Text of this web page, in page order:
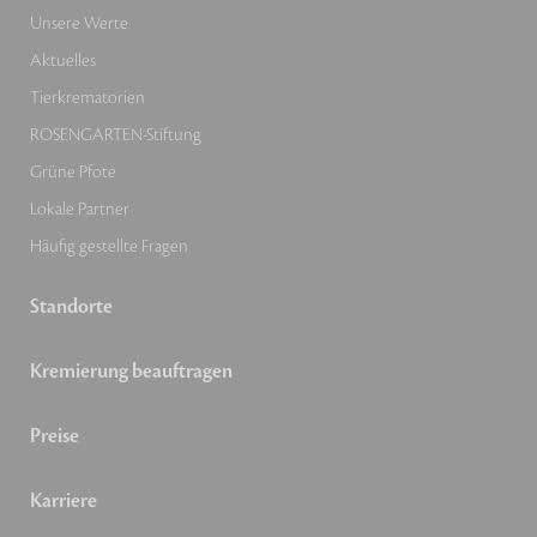
Unsere Werte
Aktuelles
Tierkrematorien
ROSENGARTEN-Stiftung
Grüne Pfote
Lokale Partner
Häufig gestellte Fragen
Standorte
Kremierung beauftragen
Preise
Karriere